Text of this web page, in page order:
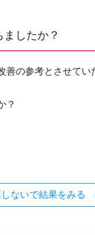
したか？
善の参考とさせてい
？
ないで結果をみる